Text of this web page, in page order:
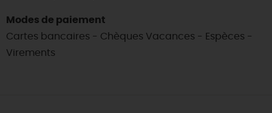
Modes de paiement
Cartes bancaires - Chèques Vacances - Espèces -
Virements